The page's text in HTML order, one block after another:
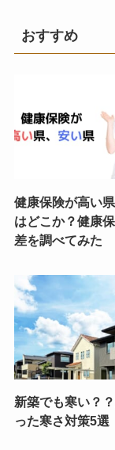
おすすめ
健康保険が高い
はどこか？健康
差を調べてみた
新築でも寒い？
った寒さ対策5選